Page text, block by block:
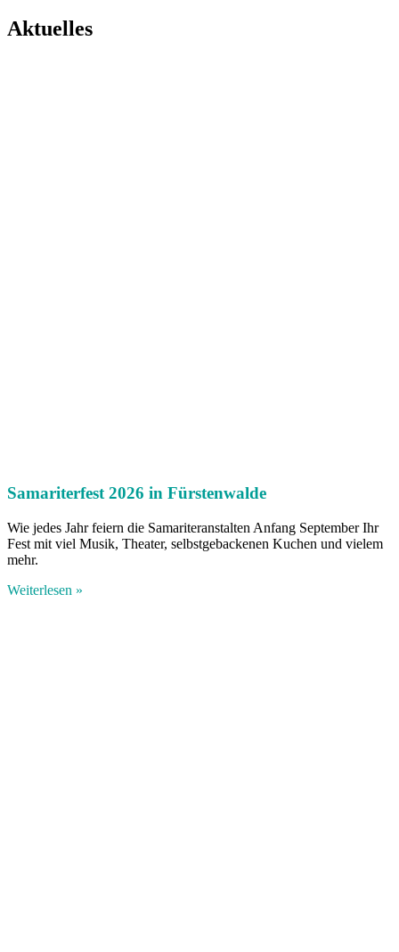
Aktuelles
Samariterfest 2026 in Fürstenwalde
Wie jedes Jahr feiern die Samariteranstalten Anfang September Ihr
Fest mit viel Musik, Theater, selbstgebackenen Kuchen und vielem
mehr.
Weiterlesen »